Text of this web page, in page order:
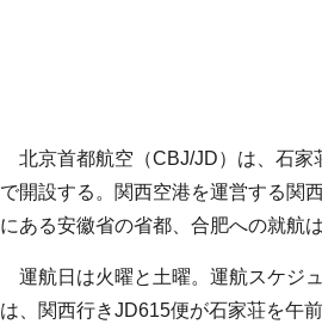
北京首都航空（CBJ/JD）は、石家
で開設する。関西空港を運営する関
にある安徽省の省都、合肥への就航は
運航日は火曜と土曜。運航スケジ
は、関西行きJD615便が石家荘を午